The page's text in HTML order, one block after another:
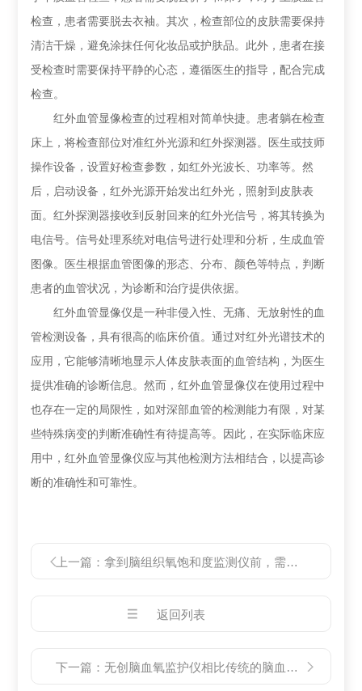
检查，患者需要脱去衣袖。其次，检查部位的皮肤需要保持
清洁干燥，避免涂抹任何化妆品或护肤品。此外，患者在接
受检查时需要保持平静的心态，遵循医生的指导，配合完成
检查。
红外血管显像检查的过程相对简单快捷。患者躺在检查
床上，将检查部位对准红外光源和红外探测器。医生或技师
操作设备，设置好检查参数，如红外光波长、功率等。然
后，启动设备，红外光源开始发出红外光，照射到皮肤表
面。红外探测器接收到反射回来的红外光信号，将其转换为
电信号。信号处理系统对电信号进行处理和分析，生成血管
图像。医生根据血管图像的形态、分布、颜色等特点，判断
患者的血管状况，为诊断和治疗提供依据。
红外血管显像仪是一种非侵入性、无痛、无放射性的血
管检测设备，具有很高的临床价值。通过对红外光谱技术的
应用，它能够清晰地显示人体皮肤表面的血管结构，为医生
提供准确的诊断信息。然而，红外血管显像仪在使用过程中
也存在一定的局限性，如对深部血管的检测能力有限，对某
些特殊病变的判断准确性有待提高等。因此，在实际临床应
用中，红外血管显像仪应与其他检测方法相结合，以提高诊
断的准确性和可靠性。
上一篇：拿到脑组织氧饱和度监测仪前，需要先了解下它的安装步骤
返回列表
下一篇： 无创脑血氧监护仪相比传统的脑血氧监测方法具有的优势